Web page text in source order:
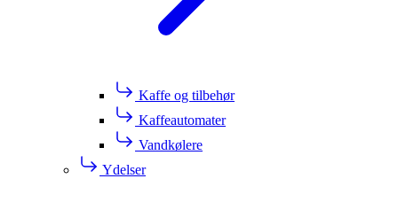
Kaffe og tilbehør
Kaffeautomater
Vandkølere
Ydelser